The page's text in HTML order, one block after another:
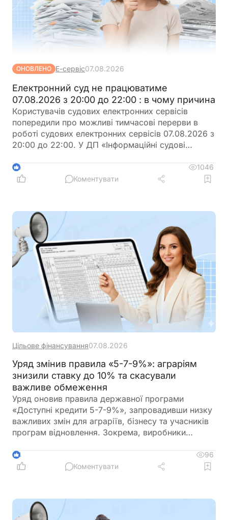
ОНОВЛЕНО Е-сервіс07.08.2026
Електронний суд не працюватиме
07.08.2026 з 20:00 до 22:00 : в чому причина
Користувачів судових електронних сервісів
попередили про можливі тимчасові перерви в
роботі судових електронних сервісів 07.08.2026 з
20:00 до 22:00. У ДП «Інформаційні судові
час планування роботи із сервісами
6
1046
Коментувати
Цільове фінансування07.08.2026
Уряд змінив правила «5-7-9%»: аграріям
знизили ставку до 10% та скасували
важливе обмеження
Уряд оновив правила державної програми
«Доступні кредити 5-7-9%», запровадивши низку
важливих змін для аграріїв, бізнесу та учасників
програм відновлення. Зокрема, виробники
більше можливостей для фінансування
оборотного капіталу за нижчою ставкою, а з 1
4
96
Коментувати